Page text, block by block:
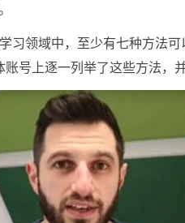
习领域中，至少有七种方法
号上逐一列举了这些方法，